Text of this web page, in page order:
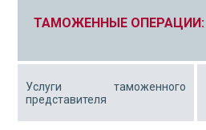
ТАМОЖЕННЫЕ ОПЕРАЦИИ:
Услуги таможенного
представителя